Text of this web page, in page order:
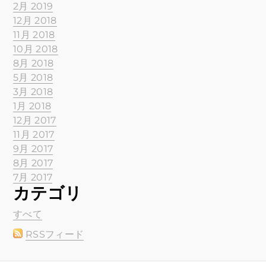
2月 2019
12月 2018
11月 2018
10月 2018
8月 2018
5月 2018
3月 2018
1月 2018
12月 2017
11月 2017
9月 2017
8月 2017
7月 2017
カテゴリ
すべて
RSSフィード